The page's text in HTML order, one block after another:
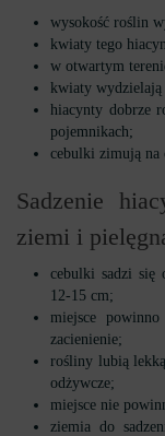
wysokość roślin
kwiaty tego
w otwartym
kwiaty
hiacynty dobrze
pojemnikach;
cebulki zimują na
Sadzenie
ziemi i
cebulki sadzi się
12-15 cm;
miejsce
zacienienie;
rośliny lubią
odżywcze;
miejsce nie
ziemia do